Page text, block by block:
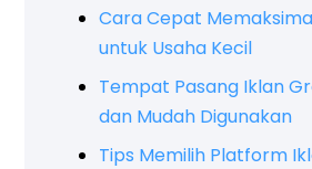
Cara Cepat
untuk Usaha Kecil
Tempat Pasang Iklan
dan Mudah Digunakan
Tips Memilih Platform